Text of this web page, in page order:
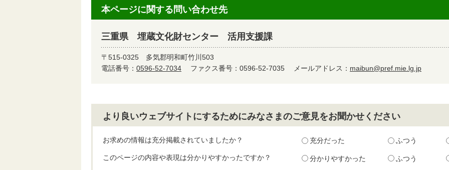
本ページに関する問い合わせ先
三重県 埋蔵文化財センター 活用支援課
〒515-0325 多気郡明和町竹川503
電話番号： 0596-52-7034 ファクス番号：0596-52-7035 メールアドレス： maibun@pref.mie.lg.jp
より良いウェブサイトにするためにみなさまのご意見をお聞かせください
お求めの情報は充分掲載されていましたか？ 充分だった ふつう
このページの内容や表現は分かりやすかったですか？ 分かりやすかった ふつう